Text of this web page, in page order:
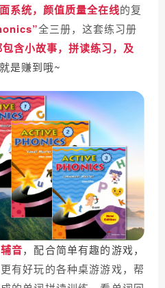
系统，颜值质量全在线的复
全三册，这套练习册
含小故事，拼读练习，及
是赚到哦~
音，配合简单有趣的游戏，
更有好玩的各种桌游游戏，帮